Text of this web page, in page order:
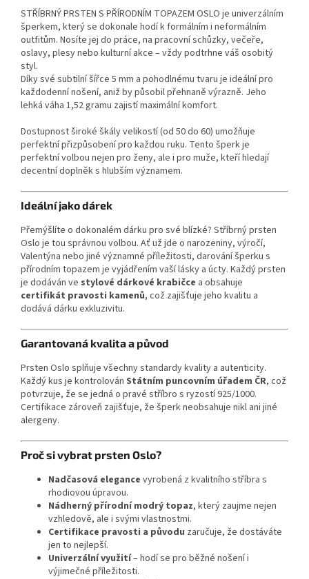
STŘÍBRNÝ PRSTEN S PŘÍRODNÍM TOPAZEM OSLO je univerzálním
šperkem, který se dokonale hodí k formálním i neformálním
outfitům. Nosíte jej do práce, na pracovní schůzky, večeře,
oslavy, plesy nebo kulturní akce – vždy podtrhne váš osobitý
styl.
Díky své subtilní šířce 5 mm a pohodlnému tvaru je ideální pro
každodenní nošení, aniž by působil přehnaně výrazně. Jeho
lehká váha 1,52 gramu zajistí maximální komfort.
Dostupnost široké škály velikostí (od 50 do 60) umožňuje
perfektní přizpůsobení pro každou ruku. Tento šperk je
perfektní volbou nejen pro ženy, ale i pro muže, kteří hledají
decentní doplněk s hlubším významem.
Ideální jako dárek
Přemýšlíte o dokonalém dárku pro své blízké? Stříbrný prsten
Oslo je tou správnou volbou. Ať už jde o narozeniny, výročí,
Valentýna nebo jiné významné příležitosti, darování šperku s
přírodním topazem je vyjádřením vaší lásky a úcty. Každý prsten
je dodáván ve stylové dárkové krabičce a obsahuje
certifikát pravosti kamenů, což zajišťuje jeho kvalitu a
dodává dárku exkluzivitu.
Garantovaná kvalita a původ
Prsten Oslo splňuje všechny standardy kvality a autenticity.
Každý kus je kontrolován Státním puncovním úřadem ČR, což
potvrzuje, že se jedná o pravé stříbro s ryzostí 925/1000.
Certifikace zároveň zajišťuje, že šperk neobsahuje nikl ani jiné
alergeny.
Proč si vybrat prsten Oslo?
Nadčasová elegance vyrobená z kvalitního stříbra s
rhodiovou úpravou.
Nádherný přírodní modrý topaz, který zaujme nejen
vzhledově, ale i svými vlastnostmi.
Certifikace pravosti a původu zaručuje, že dostáváte
jen to nejlepší.
Univerzální využití– hodí se pro běžné nošení i
výjimečné příležitosti.